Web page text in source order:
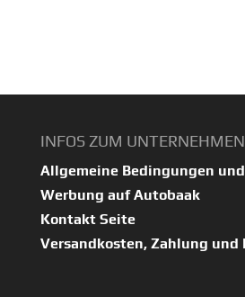
INFOS ZUM UNTERNEHMEN
Allgemeine Bedingungen
Werbung auf Autobaak
Kontakt Seite
Versandkosten, Zahlung und